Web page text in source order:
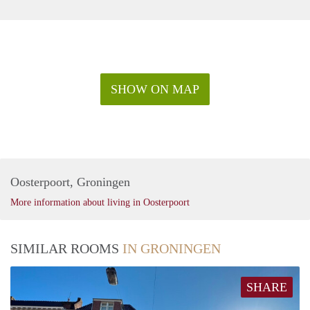
SHOW ON MAP
Oosterpoort, Groningen
More information about living in Oosterpoort
SIMILAR ROOMS IN GRONINGEN
SHARE